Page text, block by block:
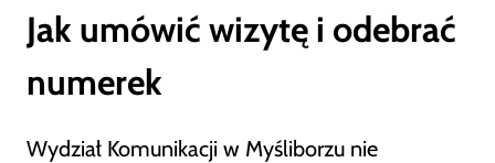
Jak umówić wizytę i odebrać
numerek
Wydział Komunikacji w Myśliborzu nie